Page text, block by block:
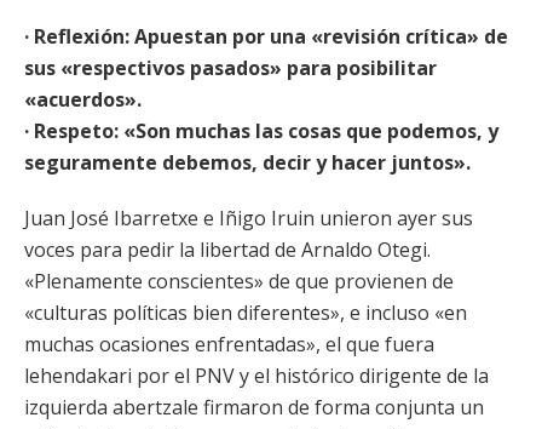
· Reflexión: Apuestan por una «revisión crítica» de
sus «respectivos pasados» para posibilitar
«acuerdos».
· Respeto: «Son muchas las cosas que podemos, y
seguramente debemos, decir y hacer juntos».
Juan José Ibarretxe e Iñigo Iruin unieron ayer sus
voces para pedir la libertad de Arnaldo Otegi.
«Plenamente conscientes» de que provienen de
«culturas políticas bien diferentes», e incluso «en
muchas ocasiones enfrentadas», el que fuera
lehendakari por el PNV y el histórico dirigente de la
izquierda abertzale firmaron de forma conjunta un